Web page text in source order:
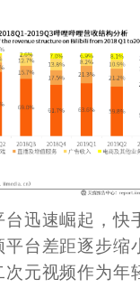
台迅速崛起，快
台差距逐步缩
元视频作为年